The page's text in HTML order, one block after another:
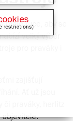
malé ruce, aby se
velký výběr
zajišťují
objevitele.
restrictions)